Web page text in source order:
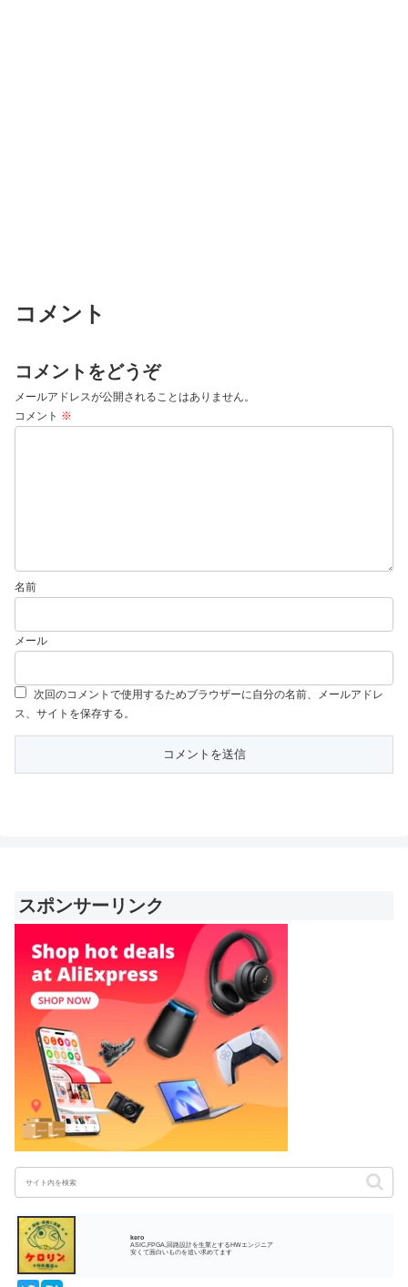
コメント
コメントをどうぞ
メールアドレスが公開されることはありません。
コメント ※
名前
メール
次回のコメントで使用するためブラウザーに自分の名前、メールアドレ
ス、サイトを保存する。
スポンサーリンク
kero
ASIC,FPGA,回路設計を生業とするHWエンジニア
安くて面白いものを追い求めてます